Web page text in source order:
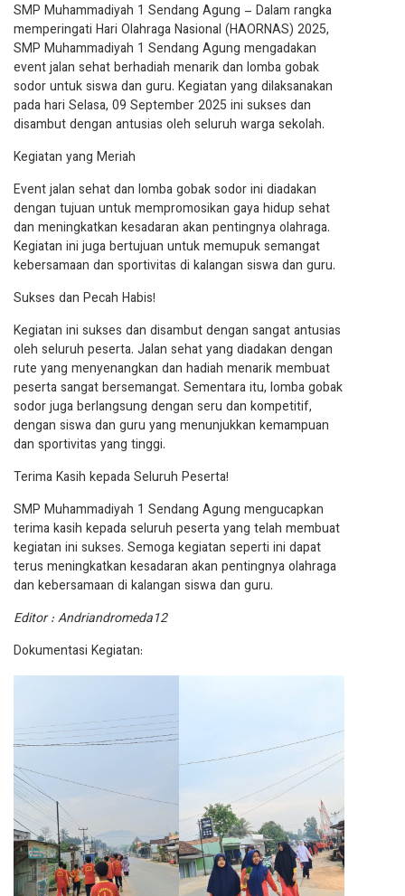
SMP Muhammadiyah 1 Sendang Agung – Dalam rangka
memperingati Hari Olahraga Nasional (HAORNAS) 2025,
SMP Muhammadiyah 1 Sendang Agung mengadakan
event jalan sehat berhadiah menarik dan lomba gobak
sodor untuk siswa dan guru. Kegiatan yang dilaksanakan
pada hari Selasa, 09 September 2025 ini sukses dan
disambut dengan antusias oleh seluruh warga sekolah.
Kegiatan yang Meriah
Event jalan sehat dan lomba gobak sodor ini diadakan
dengan tujuan untuk mempromosikan gaya hidup sehat
dan meningkatkan kesadaran akan pentingnya olahraga.
Kegiatan ini juga bertujuan untuk memupuk semangat
kebersamaan dan sportivitas di kalangan siswa dan guru.
Sukses dan Pecah Habis!
Kegiatan ini sukses dan disambut dengan sangat antusias
oleh seluruh peserta. Jalan sehat yang diadakan dengan
rute yang menyenangkan dan hadiah menarik membuat
peserta sangat bersemangat. Sementara itu, lomba gobak
sodor juga berlangsung dengan seru dan kompetitif,
dengan siswa dan guru yang menunjukkan kemampuan
dan sportivitas yang tinggi.
Terima Kasih kepada Seluruh Peserta!
SMP Muhammadiyah 1 Sendang Agung mengucapkan
terima kasih kepada seluruh peserta yang telah membuat
kegiatan ini sukses. Semoga kegiatan seperti ini dapat
terus meningkatkan kesadaran akan pentingnya olahraga
dan kebersamaan di kalangan siswa dan guru.
Editor : Andriandromeda12
Dokumentasi Kegiatan: